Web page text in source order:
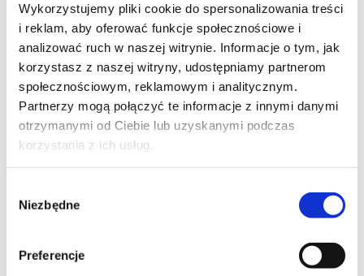
Wykorzystujemy pliki cookie do spersonalizowania treści
i reklam, aby oferować funkcje społecznościowe i
analizować ruch w naszej witrynie. Informacje o tym, jak
korzystasz z naszej witryny, udostępniamy partnerom
społecznościowym, reklamowym i analitycznym.
Partnerzy mogą połączyć te informacje z innymi danymi
otrzymanymi od Ciebie lub uzyskanymi podczas
korzystania z ich usług.
zgody
Niezbędne
Preferencje
43
19
15